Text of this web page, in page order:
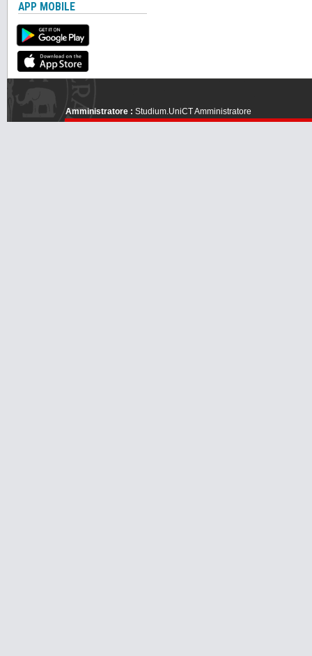
APP MOBILE
Amministratore : Studium.UniCT Amministratore